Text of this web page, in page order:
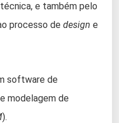
e também pelo
processo de design e
software de
modelagem de
).